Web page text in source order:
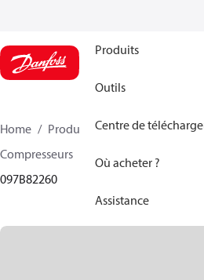
Produits
Outils
Centre de
Où acheter ?
Assistance
Home Produits
Climate Solutions
Compresseurs
097B82260